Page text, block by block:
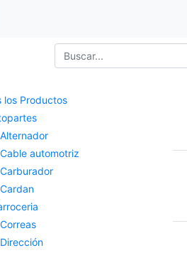
los Productos
Alternador
Cable automotriz
Carburador
Cardan
Correas
Dirección